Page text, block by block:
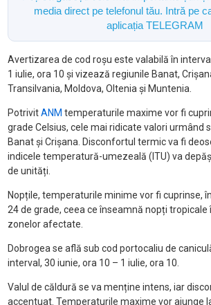
media direct pe telefonul tău. Intră pe
aplicația TELEGRAM
Avertizarea de cod roșu este valabilă în
1 iulie, ora 10 și vizează regiunile Banat,
Transilvania, Moldova, Oltenia și Muntenia.
PotrivitANM temperaturile maxime vor fi
grade Celsius, cele mai ridicate valori urmând
Banat și Crișana. Disconfortul termic va fi
indicele temperatură-umezeală (ITU) va
de unități.
Nopțile, temperaturile minime vor fi cuprinse,
24 de grade, ceea ce înseamnă nopți
zonelor afectate.
Dobrogea se află sub cod portocaliu de
interval, 30 iunie, ora 10 – 1 iulie, ora 10.
Valul de căldură se va menține intens, iar
accentuat. Temperaturile maxime vor ajunge